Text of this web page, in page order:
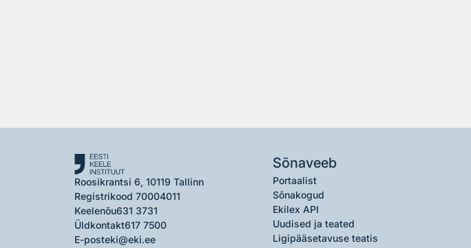
Roosikrantsi 6, 10119 Tallinn
Registrikood 70004011
Keelenõu631 3731
Üldkontakt617 7500
E-posteki@eki.ee
Sõnaveeb
Portaalist
Sõnakogud
Ekilex API
Uudised ja teated
Ligipääsetavuse teatis